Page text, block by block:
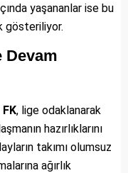
yaşananlar ise bu
gösteriliyor.
Devam
, lige odaklanarak
hazırlıklarını
takımı olumsuz
ağırlık